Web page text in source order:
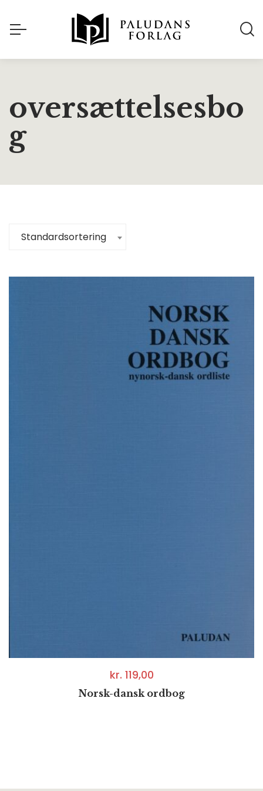
oversættelsesbo
g
Standardsortering
kr. 119,00
Norsk-dansk ordbog